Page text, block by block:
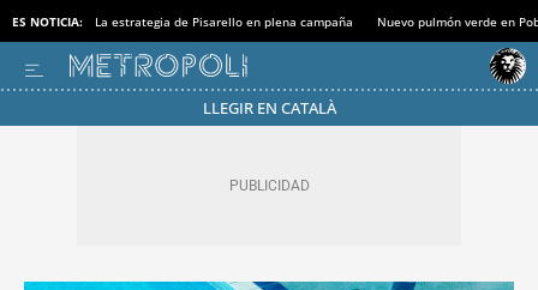
ES NOTICIA: La estrategia de Pisarello en plena campaña Nuevo pulmón verde en
LLEGIR EN CATALÀ